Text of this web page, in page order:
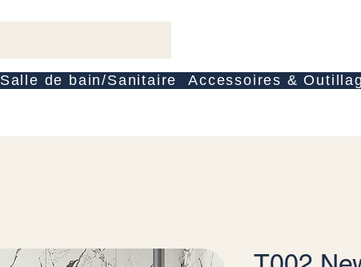
Salle de bain/Sanitaire Accessoires &